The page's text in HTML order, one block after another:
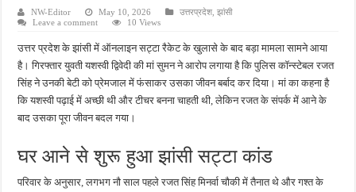
NW-Editor May 10, 2026 उत्तरप्रदेश ,झांसी
Leave a comment
10 Views
उत्तर प्रदेश के झांसी में ऑनलाइन सट्टा रैकेट के खुलासे के बाद बड़ा मामला सामने आया
है। गिरफ्तार युवती यशस्वी द्विवेदी की मां सुमन ने आरोप लगाया है कि पुलिस कॉन्स्टेबल रजत
सिंह ने उनकी बेटी को प्रेमजाल में फंसाकर उसका जीवन बर्बाद कर दिया। मां का कहना है
कि यशस्वी पढ़ाई में अच्छी थी और टीचर बनना चाहती थी, लेकिन रजत के संपर्क में आने के
बाद उसका पूरा जीवन बदल गया।
घर आने से शुरू हुआ झांसी सट्टा कांड
परिवार के अनुसार, लगभग नौ साल पहले रजत सिंह मिनर्वा चौकी में तैनात थे और गश्त के